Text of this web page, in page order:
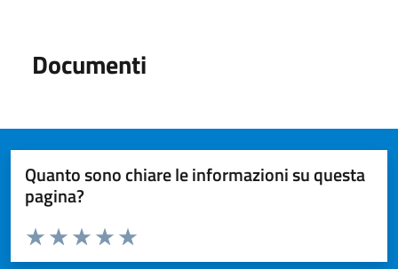
Documenti
Quanto sono chiare le informazioni su questa
pagina?
Valuta da 1 a 5 stelle la pagina
Valuta 5 stelle su 5
Valuta 4 stelle su 5
Valuta 3 stelle su 5
Valuta 2 stelle su 5
Valuta 1 stelle su 5